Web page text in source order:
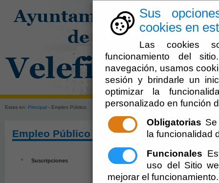
Sus
cookies en
Las cookies
funcionamiento del
navegación, usamos
sesión y brindarle un
optimizar la
personalizado en función
Obligatorias
la funcionalidad
Funcionales
uso del Sitio
mejorar el funcionamiento.
El
Estas en: Principal - Empleo Público
Empleo Público
Suscripciones